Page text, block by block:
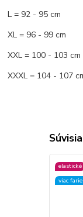
L = 92 - 95 cm
XL = 96 - 99
XXL = 100 - 103
XXXL = 104 - 107
elastické
viac